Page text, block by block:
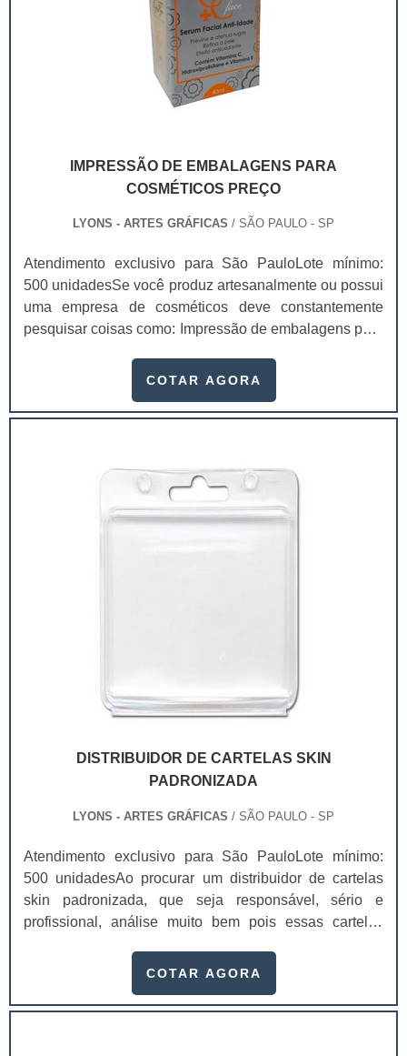
IMPRESSÃO DE EMBALAGENS PARA
COSMÉTICOS PREÇO
LYONS - ARTES GRÁFICAS / SÃO PAULO - SP
Atendimento exclusivo para São PauloLote mínimo:
500 unidadesSe você produz artesanalmente ou possui
uma empresa de cosméticos deve constantemente
pesquisar coisas como: Impressão de embalagens para
um investimento necessário para quem está no
extremamente competitivo, assim, as embalagens
COTAR AGORA
DISTRIBUIDOR DE CARTELAS SKIN
PADRONIZADA
LYONS - ARTES GRÁFICAS / SÃO PAULO - SP
Atendimento exclusivo para São PauloLote mínimo:
500 unidadesAo procurar um distribuidor de cartelas
skin padronizada, que seja responsável, sério e
profissional, análise muito bem pois essas cartelas
produto.A busca por empresas sérias para adquirir esse
podem assegurar aos clientes características pontuais
COTAR AGORA